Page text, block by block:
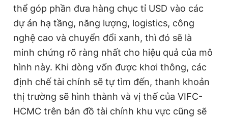
thể góp phần đưa hàng chục tỉ USD vào các
dự án hạ tầng, năng lượng, logistics, công
nghệ cao và chuyển đổi xanh, thì đó sẽ là
minh chứng rõ ràng nhất cho hiệu quả của mô
hình này. Khi dòng vốn được khơi thông, các
định chế tài chính sẽ tự tìm đến, thanh khoản
thị trường sẽ hình thành và vị thế của VIFC-
HCMC trên bản đồ tài chính khu vực cũng sẽ